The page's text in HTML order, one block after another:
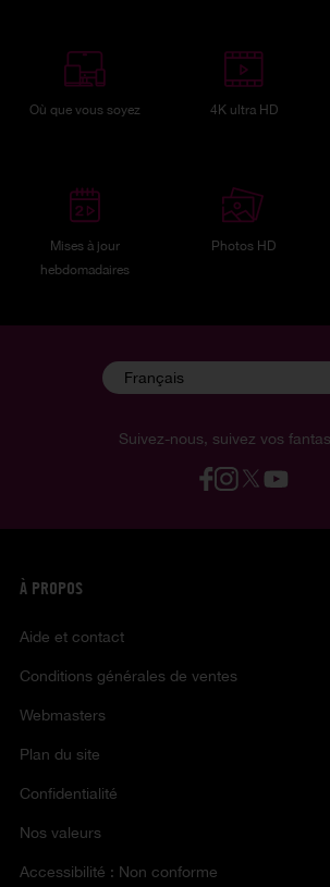
Où que vous soyez 4K ultra HD
Mises à jour
hebdomadaires
Photos HD
Suivez-nous, suivez vos
Français
À PROPOS
Aide et contact
Conditions générales de ventes
Webmasters
Plan du site
Confidentialité
Nos valeurs
Accessibilité : Non conforme